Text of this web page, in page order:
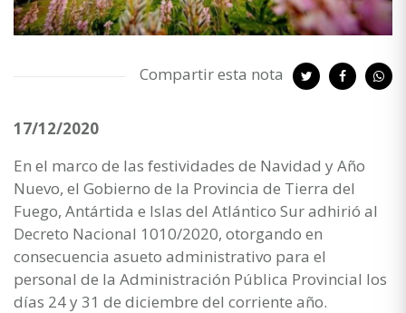
Compartir esta nota
17/12/2020
En el marco de las festividades de Navidad y Año
Nuevo, el Gobierno de la Provincia de Tierra del
Fuego, Antártida e Islas del Atlántico Sur adhirió al
Decreto Nacional 1010/2020, otorgando en
consecuencia asueto administrativo para el
personal de la Administración Pública Provincial los
días 24 y 31 de diciembre del corriente año.